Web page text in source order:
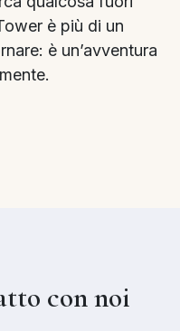
è più di un
è un’avventura
con noi